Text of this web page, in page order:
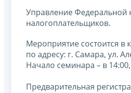
Управление Федеральной
налогоплательщиков.
Мероприятие состоится
по адресу: г. Самара, ул.
Начало семинара – в
Предварительная